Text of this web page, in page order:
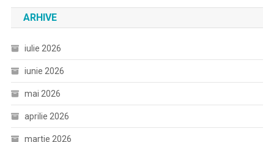
ARHIVE
iulie 2026
iunie 2026
mai 2026
aprilie 2026
martie 2026